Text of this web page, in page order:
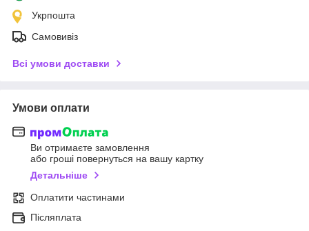
Укрпошта
Самовивіз
Всі умови доставки
Умови оплати
Ви отримаєте замовлення
або гроші повернуться на вашу картку
Детальніше
Оплатити частинами
Післяплата